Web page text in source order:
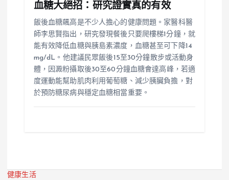
血糖大絕招：研究證實真的有效
飯後血糖飆高是不少人擔心的健康問題。家醫科醫
師李思賢指出，研究發現餐後只要爬樓梯1分鐘，就
能有效降低血糖與胰島素濃度，血糖甚至可下降14
mg/dL。他建議民眾飯後15至30分鐘散步或活動身
體，因澱粉攝取後30至60分鐘血糖會達高峰，若適
度運動能幫助肌肉利用葡萄糖、減少胰臟負擔，對
於預防糖尿病與穩定血糖相當重要。
健康生活